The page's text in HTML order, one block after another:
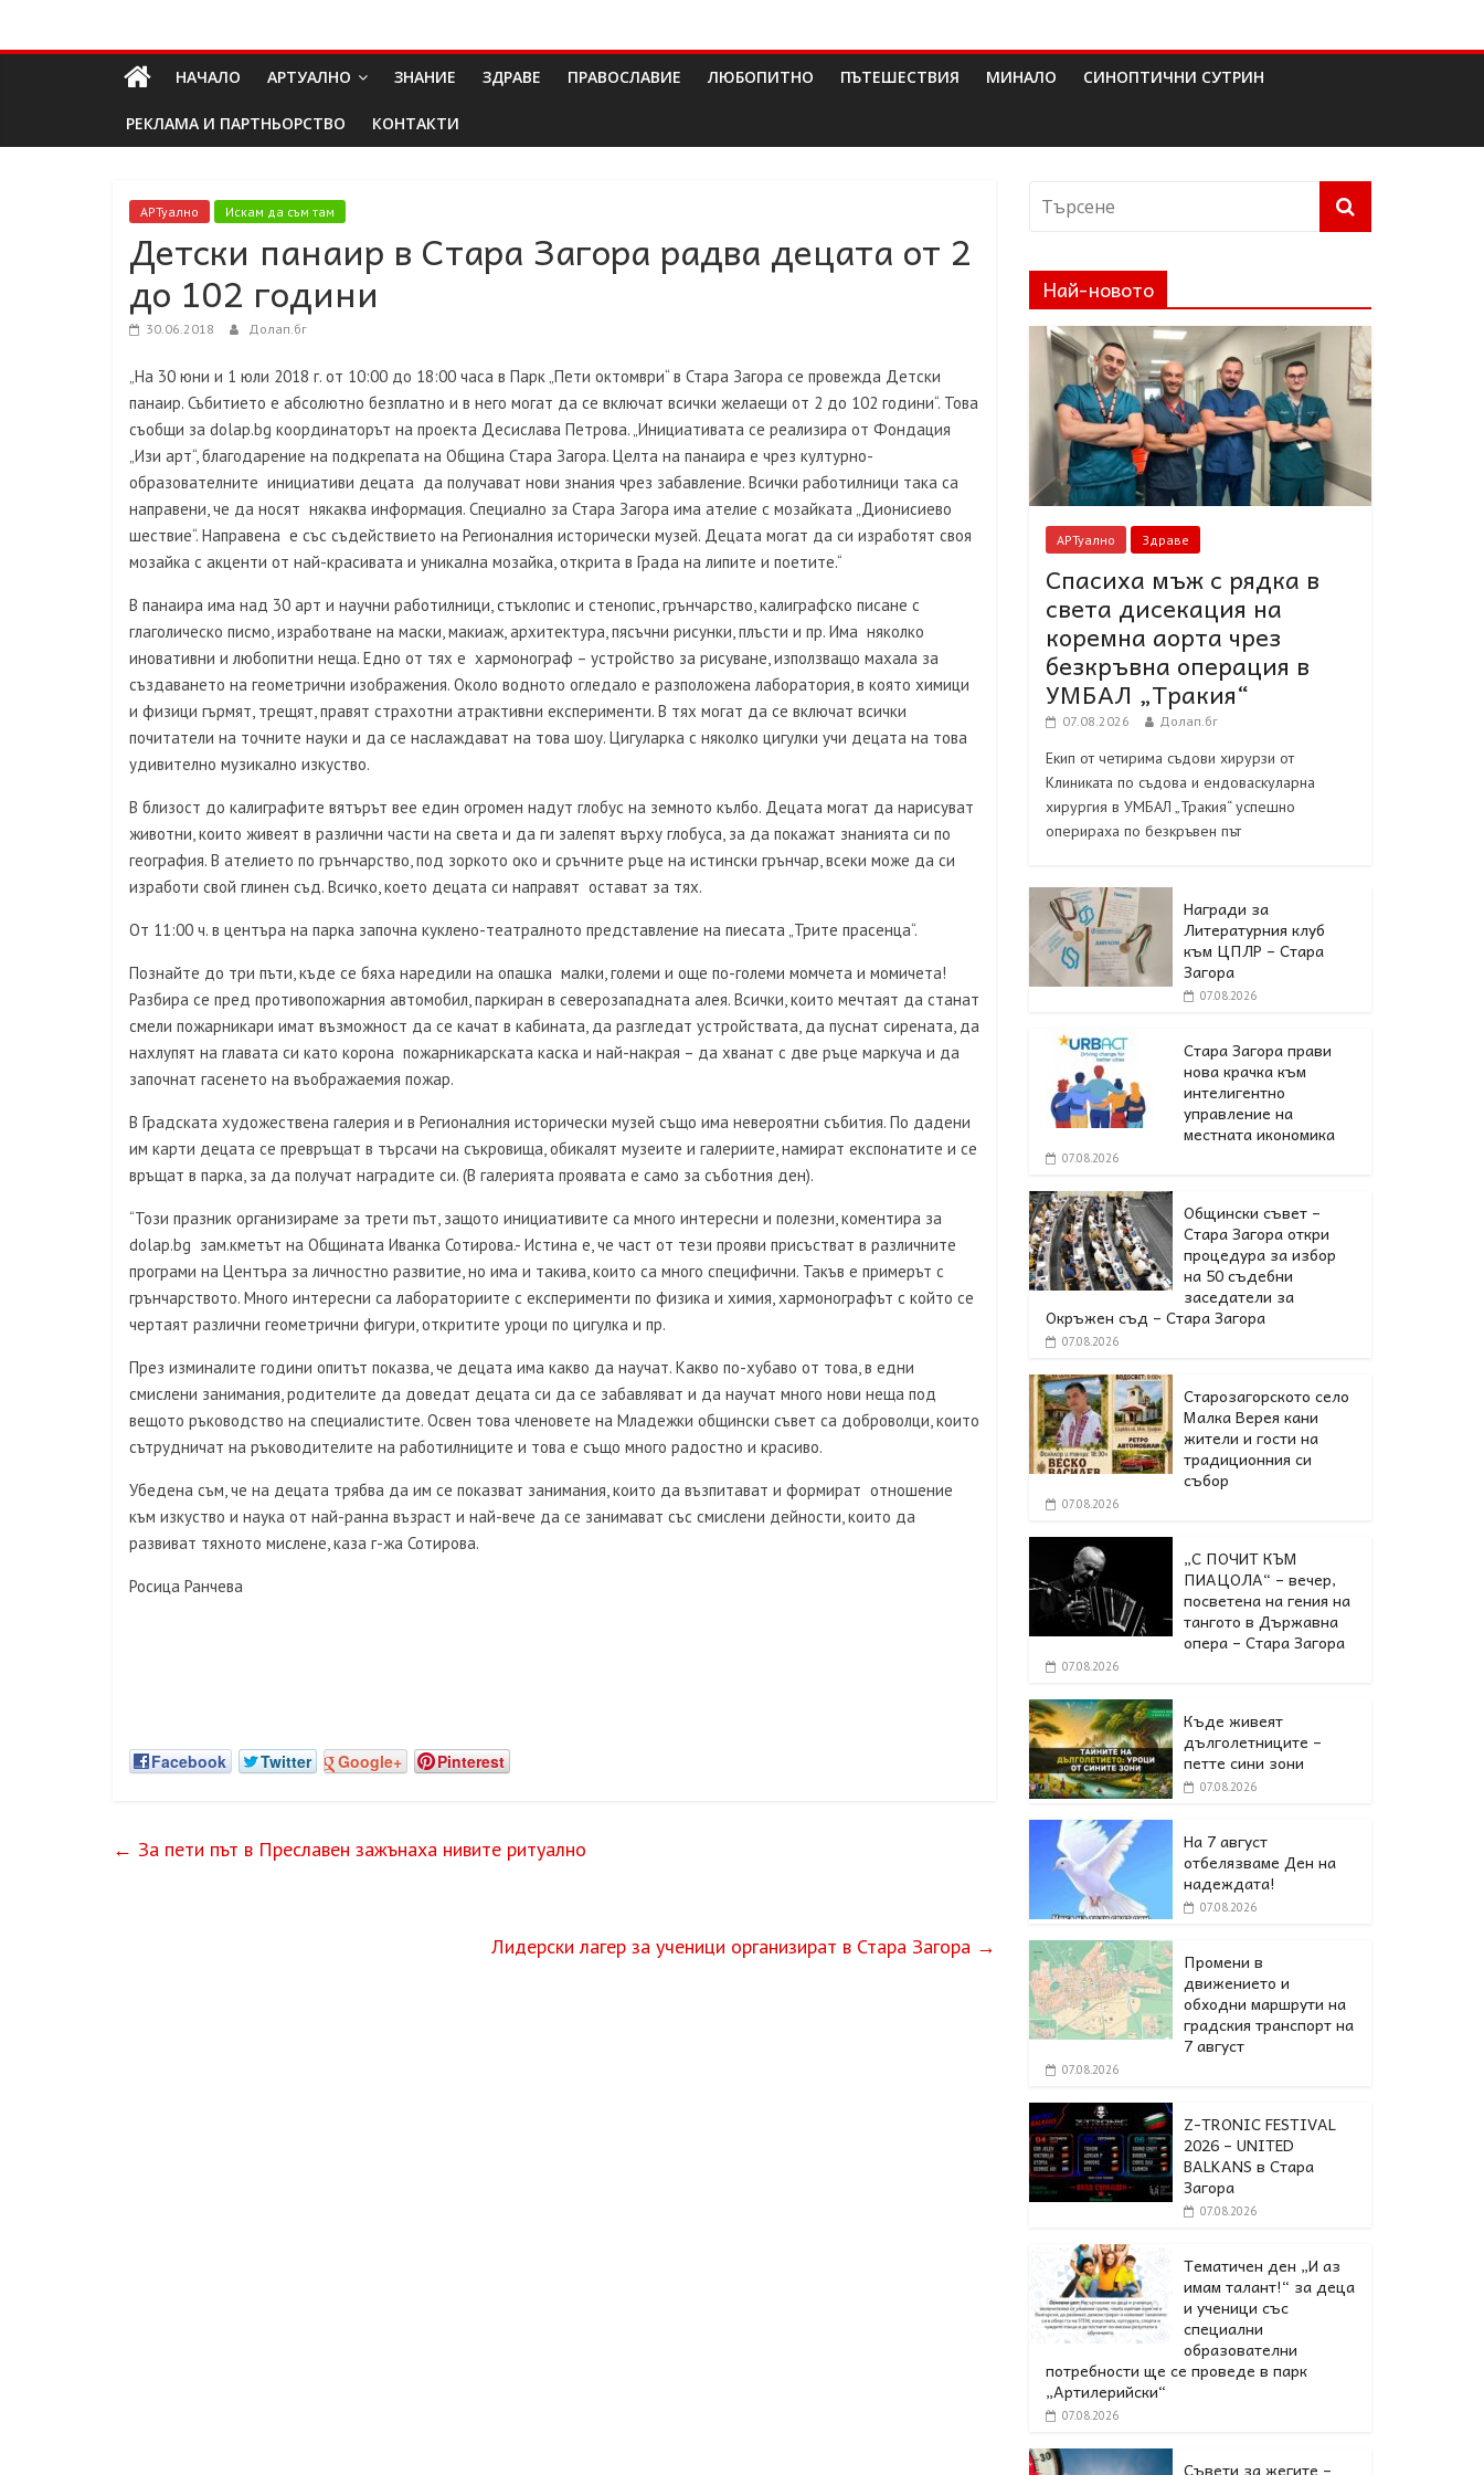
Долап
БГ
пътешествия|
мода|
събития|
кухня|
реклама|
минало|
НАЧАЛО АРТУАЛНО ЗНАНИЕ ЗДРАВЕ ПРАВОСЛАВИЕ ЛЮБОПИТНО ПЪТЕШЕСТВИЯ МИНАЛО СИНОПТИЧНИ СУТРИН
РЕКЛАМА И ПАРТНЬОРСТВО КОНТАКТИ
АРТуално Искам да съм там
Детски панаир в Стара Загора радва децата от 2
до 102 години
30.06.2018 Долап.бг
„На 30 юни и 1 юли 2018 г. от 10:00 до 18:00 часа в Парк „Пети октомври“ в Стара Загора се провежда Детски
панаир. Събитието е абсолютно безплатно и в него могат да се включат всички желаещи от 2 до 102 години“. Това
съобщи за dolap.bg координаторът на проекта Десислава Петрова. „Инициативата се реализира от Фондация
„Изи арт“, благодарение на подкрепата на Община Стара Загора. Целта на панаира е чрез културно-
образователните инициативи децата да получават нови знания чрез забавление. Всички работилници така са
направени, че да носят някаква информация. Специално за Стара Загора има ателие с мозайката „Дионисиево
шествие“. Направена е със съдействието на Регионалния исторически музей. Децата могат да си изработят своя
мозайка с акценти от най-красивата и уникална мозайка, открита в Града на липите и поетите.“
В панаира има над 30 арт и научни работилници, стъклопис и стенопис, грънчарство, калиграфско писане с
глаголическо писмо, изработване на маски, макиаж, архитектура, пясъчни рисунки, плъсти и пр. Има няколко
иновативни и любопитни неща. Едно от тях е хармонограф – устройство за рисуване, използващо махала за
създаването на геометрични изображения. Около водното огледало е разположена лаборатория, в която химици
и физици гърмят, трещят, правят страхотни атрактивни експерименти. В тях могат да се включат всички
почитатели на точните науки и да се наслаждават на това шоу. Цигуларка с няколко цигулки учи децата на това
удивително музикално изкуство.
В близост до калиграфите вятърът вее един огромен надут глобус на земното кълбо. Децата могат да нарисуват
животни, които живеят в различни части на света и да ги залепят върху глобуса, за да покажат знанията си по
география. В ателието по грънчарство, под зоркото око и сръчните ръце на истински грънчар, всеки може да си
изработи свой глинен съд. Всичко, което децата си направят остават за тях.
От 11:00 ч. в центъра на парка започна куклено-театралното представление на пиесата „Трите прасенца“.
Познайте до три пъти, къде се бяха наредили на опашка малки, големи и още по-големи момчета и момичета!
Разбира се пред противопожарния автомобил, паркиран в северозападната алея. Всички, които мечтаят да станат
смели пожарникари имат възможност да се качат в кабината, да разгледат устройствата, да пуснат сирената, да
нахлупят на главата си като корона пожарникарската каска и най-накрая – да хванат с две ръце маркуча и да
започнат гасенето на въображаемия пожар.
В Градската художествена галерия и в Регионалния исторически музей също има невероятни събития. По дадени
им карти децата се превръщат в търсачи на съкровища, обикалят музеите и галериите, намират експонатите и се
връщат в парка, за да получат наградите си. (В галерията проявата е само за съботния ден).
“Този празник организираме за трети път, защото инициативите са много интересни и полезни, коментира за
dolap.bg зам.кметът на Общината Иванка Сотирова.- Истина е, че част от тези прояви присъстват в различните
програми на Центъра за личностно развитие, но има и такива, които са много специфични. Такъв е примерът с
грънчарството. Много интересни са лабораториите с експерименти по физика и химия, хармонографът с който се
чертаят различни геометрични фигури, откритите уроци по цигулка и пр.
През изминалите години опитът показва, че децата има какво да научат. Какво по-хубаво от това, в едни
смислени занимания, родителите да доведат децата си да се забавляват и да научат много нови неща под
вещото ръководство на специалистите. Освен това членовете на Младежки общински съвет са доброволци, които
сътрудничат на ръководителите на работилниците и това е също много радостно и красиво.
Убедена съм, че на децата трябва да им се показват занимания, които да възпитават и формират отношение
към изкуство и наука от най-ранна възраст и най-вече да се занимават със смислени дейности, които да
развиват тяхното мислене, каза г-жа Сотирова.
Росица Ранчева
Facebook Twitter Google+ Pinterest
← За пети път в Преславен зажънаха нивите ритуално
Лидерски лагер за ученици организират в Стара Загора →
Най-новото
АРТуално Здраве
Спасиха мъж с рядка в
света дисекация на
коремна аорта чрез
безкръвна операция в
УМБАЛ „Тракия“
07.08.2026 Долап.бг
Екип от четирима съдови хирурзи от
Клиниката по съдова и ендоваскуларна
хирургия в УМБАЛ „Тракия“ успешно
оперираха по безкръвен път
Награди за
Литературния клуб
към ЦПЛР – Стара
Загора
07.08.2026
Стара Загора прави
нова крачка към
интелигентно
управление на
местната икономика
07.08.2026
Общински съвет –
Стара Загора откри
процедура за избор
на 50 съдебни
заседатели за
Окръжен съд – Стара Загора
07.08.2026
Старозагорското село
Малка Верея кани
жители и гости на
традиционния си
събор
07.08.2026
„С ПОЧИТ КЪМ
ПИАЦОЛА“ – вечер,
посветена на гения на
тангото в Държавна
опера – Стара Загора
07.08.2026
Къде живеят
дълголетниците –
петте сини зони
07.08.2026
На 7 август
отбелязваме Ден на
надеждата!
07.08.2026
Промени в
движението и
обходни маршрути на
градския транспорт на
7 август
07.08.2026
Z-TRONIC FESTIVAL
2026 – UNITED
BALKANS в Стара
Загора
07.08.2026
Тематичен ден „И аз
имам талант!“ за деца
и ученици със
специални
образователни
потребности ще се проведе в парк
„Артилерийски“
07.08.2026
Съвети за жегите –